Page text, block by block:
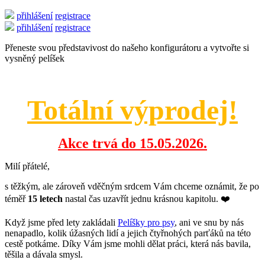
přihlášení registrace
přihlášení registrace
Přeneste svou představivost do našeho konfigurátoru a vytvořte si
vysněný pelíšek
Totální výprodej!
Akce trvá do 15.05.2026.
Milí přátelé,
s těžkým, ale zároveň vděčným srdcem Vám chceme oznámit, že po
téměř 15 letech nastal čas uzavřít jednu krásnou kapitolu. ❤️
Když jsme před lety zakládali Pelíšky pro psy, ani ve snu by nás
nenapadlo, kolik úžasných lidí a jejich čtyřnohých parťáků na této
cestě potkáme. Díky Vám jsme mohli dělat práci, která nás bavila,
těšila a dávala smysl.